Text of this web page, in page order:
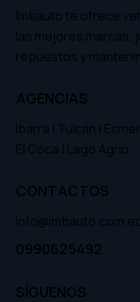
Imbauto te ofrece
las mejores marcas,
repuestos y
AGENCIAS
Ibarra | Tulcán |
El Coca | Lago Agrio
CONTACTOS
0990625492
SÍGUENOS